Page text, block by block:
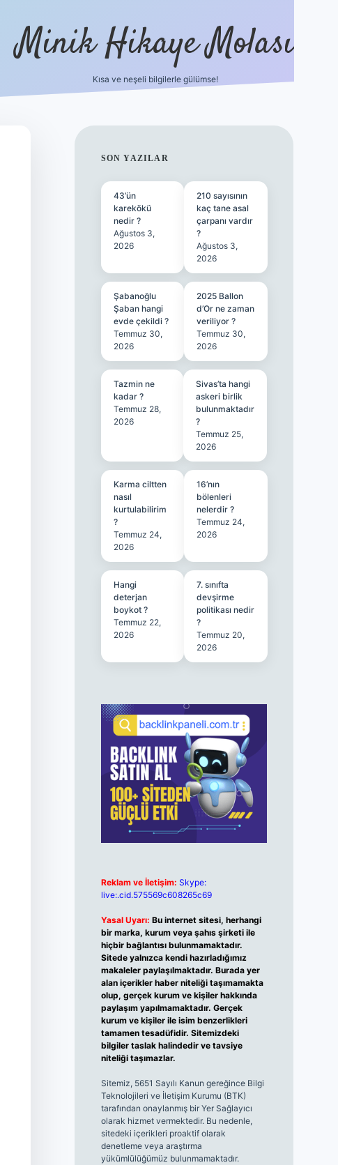
Minik Hikaye Molası
Kısa ve neşeli bilgilerle gülümse!
SIDEBAR
SON YAZILAR
43’ün
karekökü
nedir ?
Ağustos 3,
2026
210 sayısının
kaç tane asal
çarpanı vardır
?
Ağustos 3,
2026
Şabanoğlu
Şaban hangi
evde çekildi ?
Temmuz 30,
2026
2025 Ballon
d’Or ne zaman
veriliyor ?
Temmuz 30,
2026
Tazmin ne
kadar ?
Temmuz 28,
2026
Sivas’ta hangi
askeri birlik
bulunmaktadır
?
Temmuz 25,
2026
Karma ciltten
nasıl
kurtulabilirim
?
Temmuz 24,
2026
16’nın
bölenleri
nelerdir ?
Temmuz 24,
2026
Hangi
deterjan
boykot ?
Temmuz 22,
2026
7. sınıfta
devşirme
politikası nedir
?
Temmuz 20,
2026
Reklam ve İletişim: Skype:
live:.cid.575569c608265c69
Yasal Uyarı: Bu internet sitesi, herhangi
bir marka, kurum veya şahıs şirketi ile
hiçbir bağlantısı bulunmamaktadır.
Sitede yalnızca kendi hazırladığımız
makaleler paylaşılmaktadır. Burada yer
alan içerikler haber niteliği taşımamakta
olup, gerçek kurum ve kişiler hakkında
paylaşım yapılmamaktadır. Gerçek
kurum ve kişiler ile isim benzerlikleri
tamamen tesadüfidir. Sitemizdeki
bilgiler taslak halindedir ve tavsiye
niteliği taşımazlar.
Sitemiz, 5651 Sayılı Kanun gereğince Bilgi
Teknolojileri ve İletişim Kurumu (BTK)
tarafından onaylanmış bir Yer Sağlayıcı
olarak hizmet vermektedir. Bu nedenle,
sitedeki içerikleri proaktif olarak
denetleme veya araştırma
yükümlülüğümüz bulunmamaktadır.